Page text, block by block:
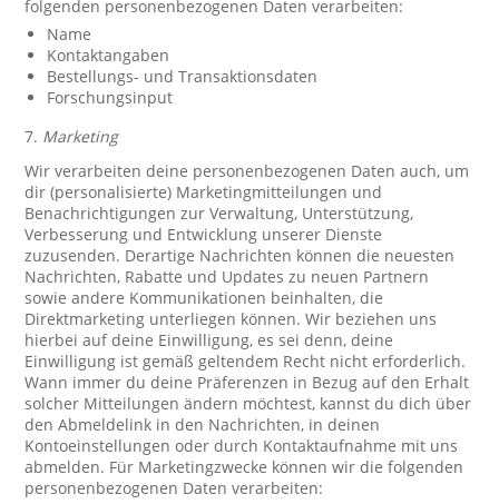
folgenden personenbezogenen Daten verarbeiten:
Name
Kontaktangaben
Bestellungs- und Transaktionsdaten
Forschungsinput
7. Marketing
Wir verarbeiten deine personenbezogenen Daten auch, um
dir (personalisierte) Marketingmitteilungen und
Benachrichtigungen zur Verwaltung, Unterstützung,
Verbesserung und Entwicklung unserer Dienste
zuzusenden. Derartige Nachrichten können die neuesten
Nachrichten, Rabatte und Updates zu neuen Partnern
sowie andere Kommunikationen beinhalten, die
Direktmarketing unterliegen können. Wir beziehen uns
hierbei auf deine Einwilligung, es sei denn, deine
Einwilligung ist gemäß geltendem Recht nicht erforderlich.
Wann immer du deine Präferenzen in Bezug auf den Erhalt
solcher Mitteilungen ändern möchtest, kannst du dich über
den Abmeldelink in den Nachrichten, in deinen
Kontoeinstellungen oder durch Kontaktaufnahme mit uns
abmelden. Für Marketingzwecke können wir die folgenden
personenbezogenen Daten verarbeiten: